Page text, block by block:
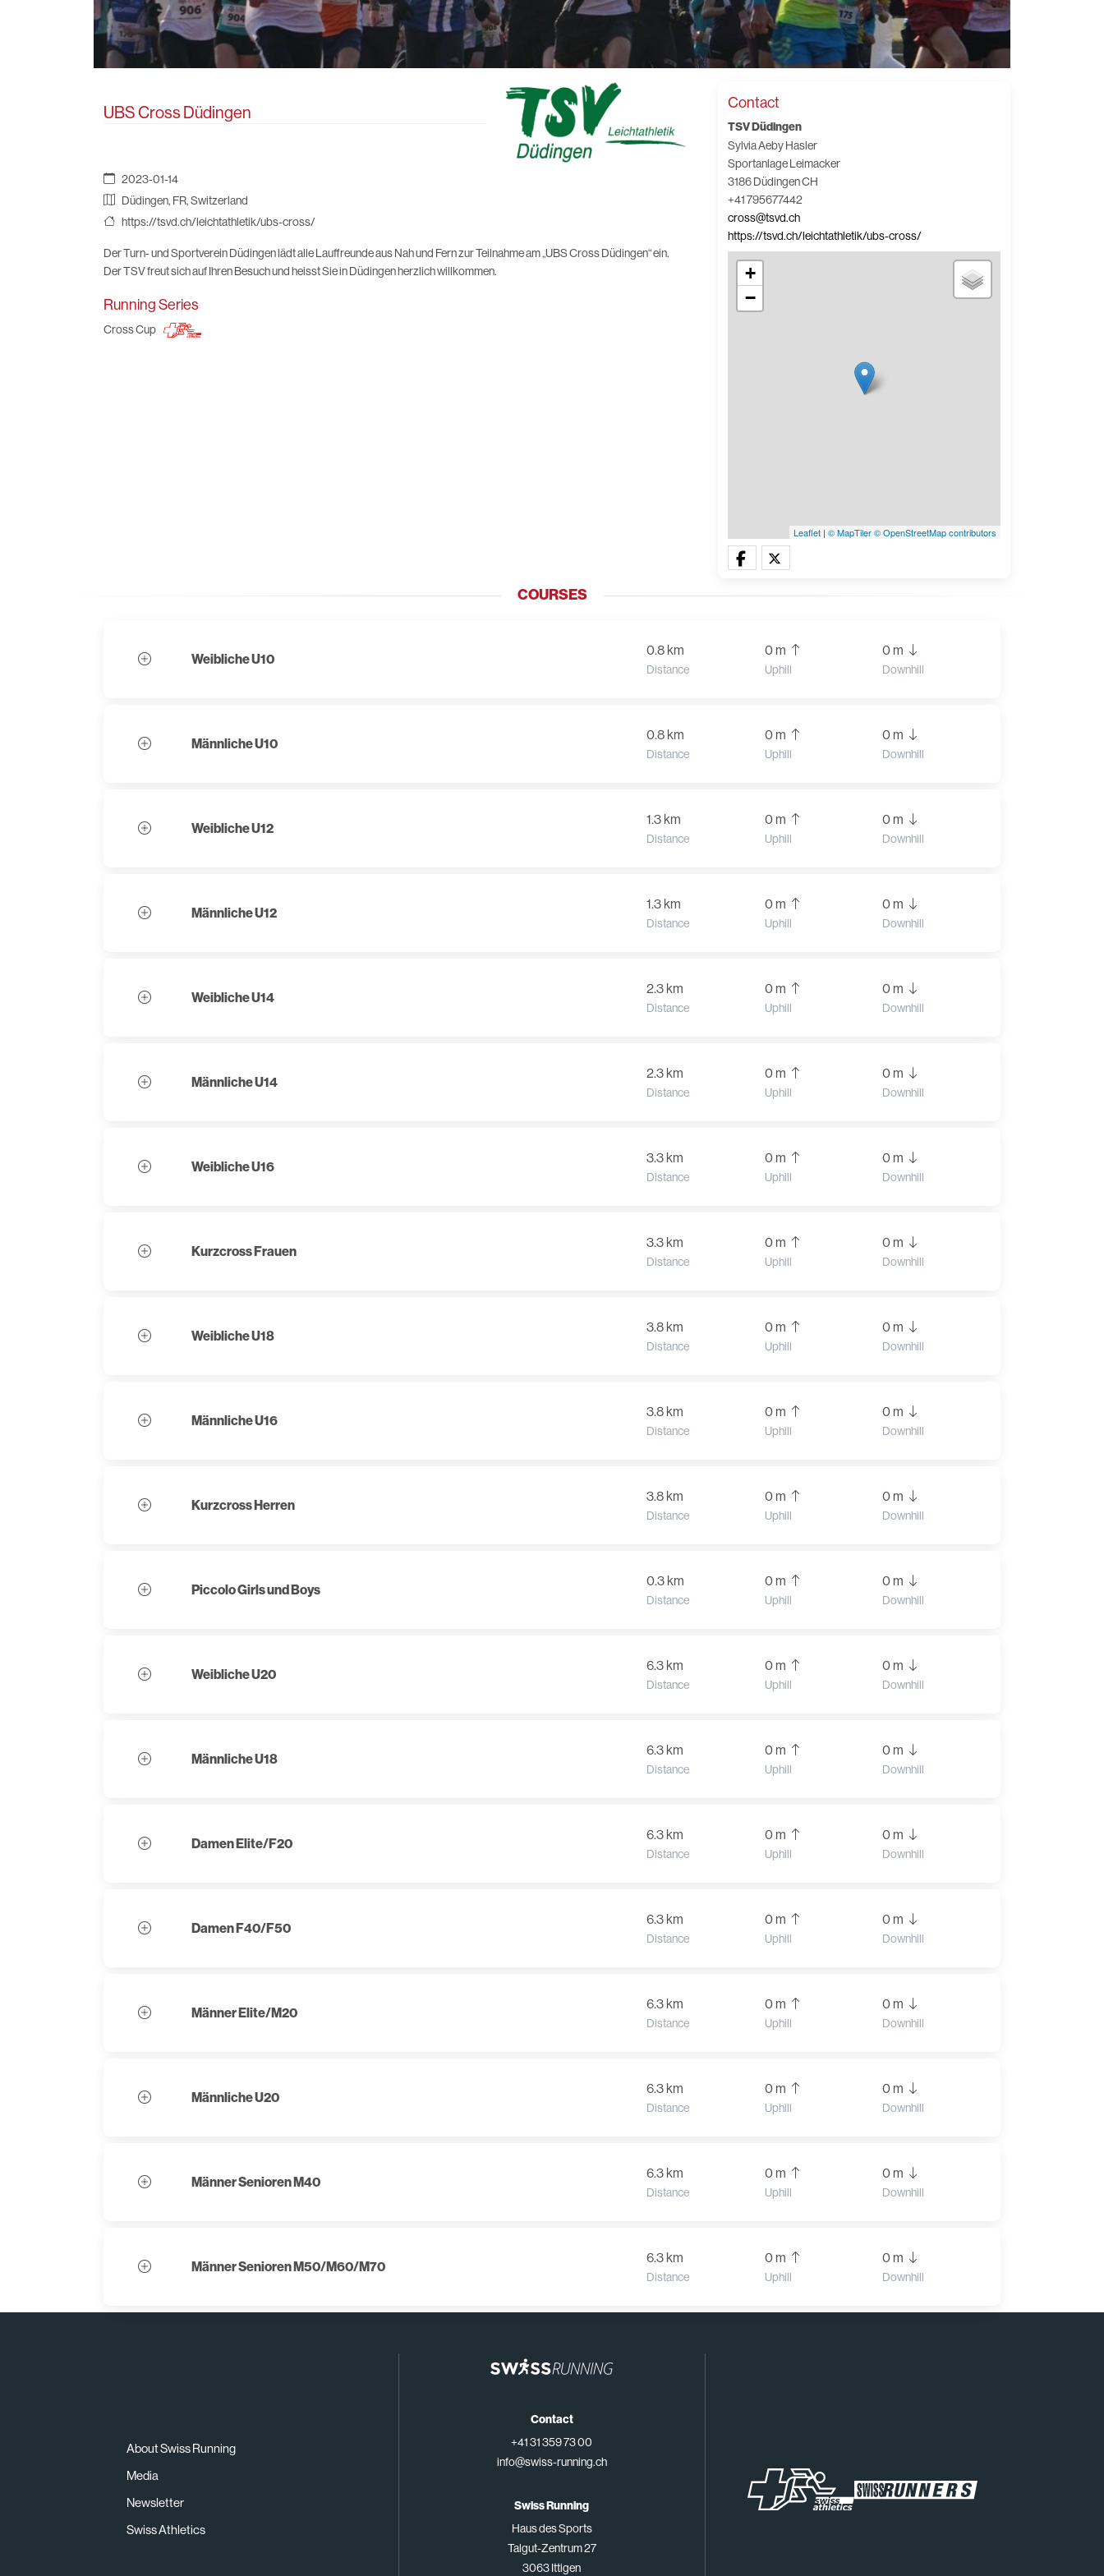
UBS Cross Düdingen
2023-01-14
Düdingen, FR, Switzerland
https://tsvd.ch/leichtathletik/ubs-cross/
Der Turn- und Sportverein Düdingen lädt alle Lauffreunde aus Nah und Fern zur Teilnahme am „UBS Cross Düdingen“ ein.
Der TSV freut sich auf Ihren Besuch und heisst Sie in Düdingen herzlich willkommen.
Running Series
Cross Cup
Contact
TSV Düdingen
Sylvia Aeby Hasler
Sportanlage Leimacker
3186 Düdingen CH
+41 795677442
cross@tsvd.ch
https://tsvd.ch/leichtathletik/ubs-cross/
+
−
Leaflet | © MapTiler© OpenStreetMap contributors
COURSES
Weibliche U10
0.8 km
Distance
0 m
Uphill
0 m
Downhill
Männliche U10
0.8 km
Distance
0 m
Uphill
0 m
Downhill
Weibliche U12
1.3 km
Distance
0 m
Uphill
0 m
Downhill
Männliche U12
1.3 km
Distance
0 m
Uphill
0 m
Downhill
Weibliche U14
2.3 km
Distance
0 m
Uphill
0 m
Downhill
Männliche U14
2.3 km
Distance
0 m
Uphill
0 m
Downhill
Weibliche U16
3.3 km
Distance
0 m
Uphill
0 m
Downhill
Kurzcross Frauen
3.3 km
Distance
0 m
Uphill
0 m
Downhill
Weibliche U18
3.8 km
Distance
0 m
Uphill
0 m
Downhill
Männliche U16
3.8 km
Distance
0 m
Uphill
0 m
Downhill
Kurzcross Herren
3.8 km
Distance
0 m
Uphill
0 m
Downhill
Piccolo Girls und Boys
0.3 km
Distance
0 m
Uphill
0 m
Downhill
Weibliche U20
6.3 km
Distance
0 m
Uphill
0 m
Downhill
Männliche U18
6.3 km
Distance
0 m
Uphill
0 m
Downhill
Damen Elite/F20
6.3 km
Distance
0 m
Uphill
0 m
Downhill
Damen F40/F50
6.3 km
Distance
0 m
Uphill
0 m
Downhill
Männer Elite/M20
6.3 km
Distance
0 m
Uphill
0 m
Downhill
Männliche U20
6.3 km
Distance
0 m
Uphill
0 m
Downhill
Männer Senioren M40
6.3 km
Distance
0 m
Uphill
0 m
Downhill
Männer Senioren M50/M60/M70
6.3 km
Distance
0 m
Uphill
0 m
Downhill
About Swiss Running
Media
Newsletter
Swiss Athletics
Contact
+41 31 359 73 00
info@swiss-running.ch
Swiss Running
Haus des Sports
Talgut-Zentrum 27
3063 Ittigen